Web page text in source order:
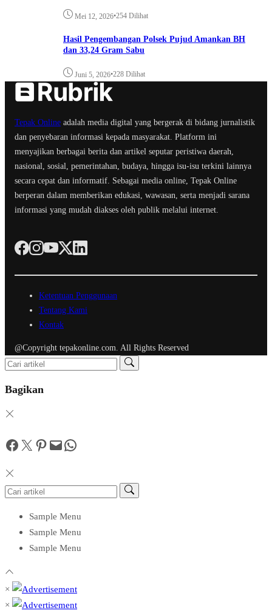
Mei 12, 2026•254 Dilihat
Hasil Pengembangan Polsek Pujud Amankan BH
dan 33,24 Gram Sabu
Juni 5, 2026•228 Dilihat
Tepak Online adalah media digital yang bergerak di bidang jurnalistik
dan penyebaran informasi kepada masyarakat. Platform ini
menyajikan berbagai berita dan artikel seputar peristiwa daerah,
nasional, sosial, pemerintahan, budaya, hingga isu-isu terkini lainnya
secara cepat dan informatif. Sebagai media online, Tepak Online
berperan dalam memberikan edukasi, wawasan, serta menjadi sarana
informasi yang mudah diakses oleh publik melalui internet.
Ketentuan Penggunaan
Tentang Kami
Kontak
@Copyright tepakonline.com. All Rights Reserved
Bagikan
Facebook
Twitter
Pinterest
MailWhatsApp
Sample Menu
Sample Menu
Sample Menu
×
×